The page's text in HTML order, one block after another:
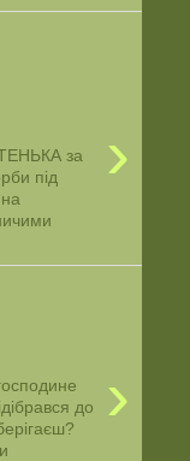
›
за
під
›
до